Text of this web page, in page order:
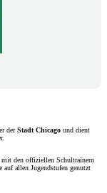
derStadt Chicago und dient
den offiziellen Schultrainern
auf allen Jugendstufen genutzt